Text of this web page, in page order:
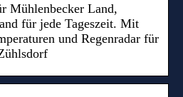
Mühlenbecker Land,
für jede Tageszeit. Mit
und Regenradar für